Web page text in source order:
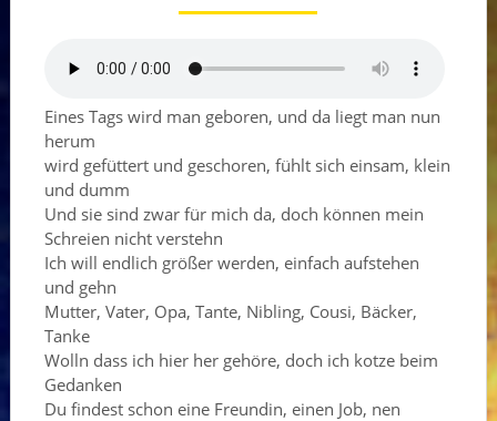
Eines Tags wird man geboren, und da liegt man nun
herum
wird gefüttert und geschoren, fühlt sich einsam, klein
und dumm
Und sie sind zwar für mich da, doch können mein
Schreien nicht verstehn
Ich will endlich größer werden, einfach aufstehen
und gehn
Mutter, Vater, Opa, Tante, Nibling, Cousi, Bäcker,
Tanke
Wolln dass ich hier her gehöre, doch ich kotze beim
Gedanken
Du findest schon eine Freundin, einen Job, nen